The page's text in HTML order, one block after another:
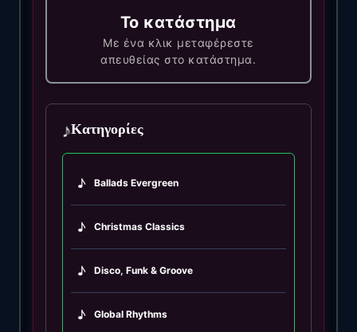
Το κατάστημα
Με ένα κλικ μεταφέρεστε
απευθείας στο κατάστημα.
♪Κατηγορίες
♪ Ballads Evergreen
♪ Christmas Classics
♪ Disco, Funk & Groove
♪ Global Rhythms